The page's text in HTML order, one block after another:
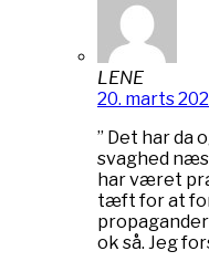
LENE
20. marts
” Det har da
svaghed
har været
tæft for at
ok så. Jeg